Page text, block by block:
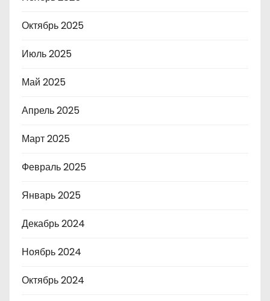
Октябрь 2025
Июль 2025
Май 2025
Апрель 2025
Март 2025
Февраль 2025
Январь 2025
Декабрь 2024
Ноябрь 2024
Октябрь 2024